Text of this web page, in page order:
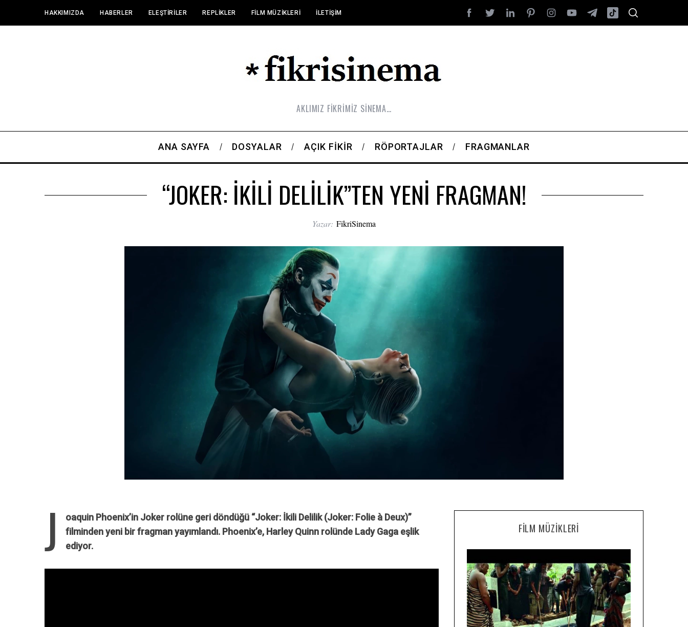
HAKKIMIZDA HABERLER ELEŞTIRILER REPLIKLER FILM MÜZIKLERI İLETIŞIM
AKLIMIZ FİKRİMİZ SİNEMA…
ANA SAYFA DOSYALAR AÇIK FIKIR RÖPORTAJLAR FRAGMANLAR
“JOKER: İKİLİ DELİLİK”TEN YENİ FRAGMAN!
Yazar: FikriSinema
J
oaquin Phoenix’in Joker rolüne geri döndüğü “Joker: İkili Delilik (Joker: Folie à Deux)”
filminden yeni bir fragman yayımlandı. Phoenix’e, Harley Quinn rolünde Lady Gaga eşlik
ediyor.
FILM MÜZIKLERI